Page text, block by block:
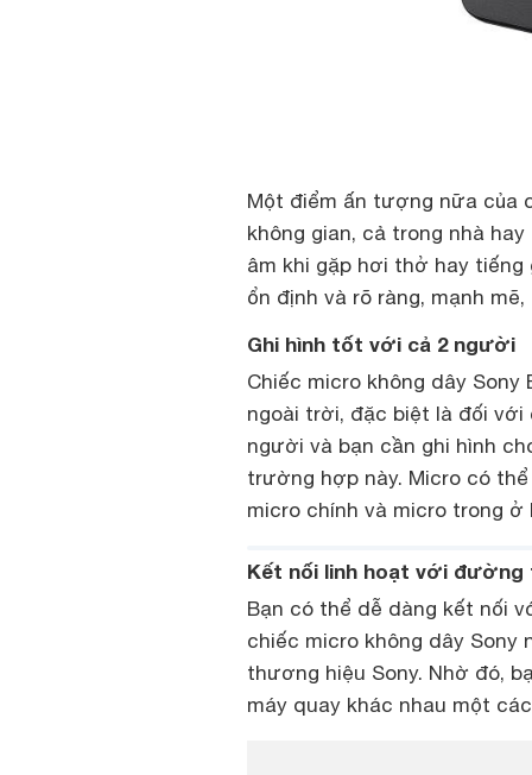
Một điểm ấn tượng nữa của
không gian, cả trong nhà
âm khi gặp hơi thở hay tiếng
ổn định và rõ ràng, mạnh
Ghi hình tốt với cả 2 người
Chiếc micro không dây
ngoài trời, đặc biệt là đối với
người và bạn cần ghi hình
trường hợp này. Micro có
micro chính và micro trong
Kết nối linh hoạt với đường
Bạn có thể dễ dàng kết nối
chiếc micro không dây Sony
thương hiệu Sony. Nhờ đó,
máy quay khác nhau một